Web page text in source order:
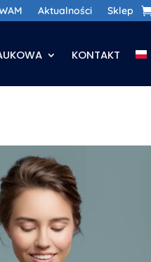
Aktualności Sklep
KONTAKT